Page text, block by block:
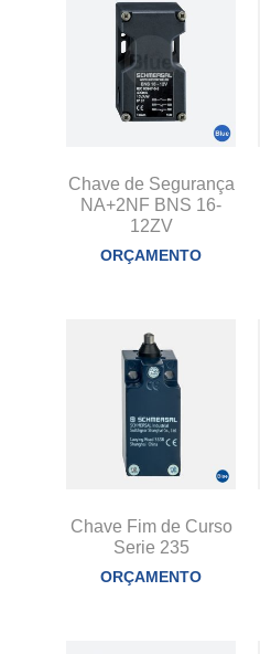
Chave de Segurança
NA+2NF BNS 16-
12ZV
ORÇAMENTO
Chave Fim de Curso
Serie 235
ORÇAMENTO